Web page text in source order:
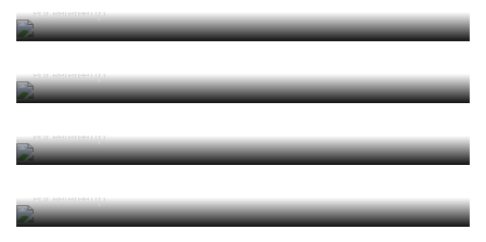
Por RefereeTip
APAF espera que câmaras corporais possam
Por RefereeTip
Vídeo: árbitro assistente ensina Calafiori a... fazer
Por RefereeTip
Sérgio Soares na final da Superfinal Europeia de
Por RefereeTip